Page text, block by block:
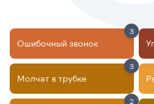
Ошибочный звонок
3
Молчат в трубке
3
2